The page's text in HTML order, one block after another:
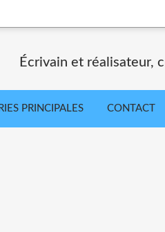
Écrivain et réalisateur,
PRINCIPALES CONTACT